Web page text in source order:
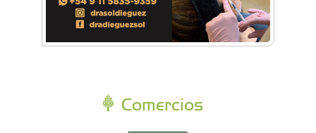
Comercios